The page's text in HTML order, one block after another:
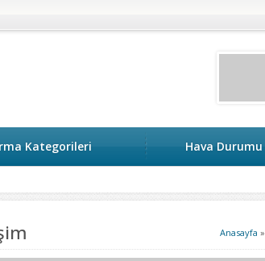
Kategorileri Hava Durumu
Anasayfa »